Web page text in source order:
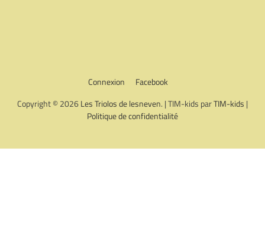
Connexion
Facebook
Copyright © 2026Les Triolos de lesneven. | TIM-kids parTIM-kids |
Politique de confidentialité